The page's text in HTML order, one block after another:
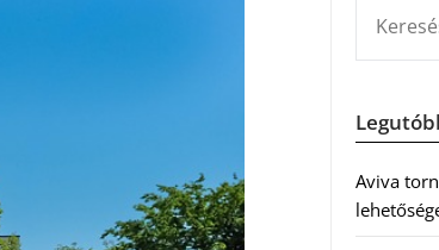
Aviva